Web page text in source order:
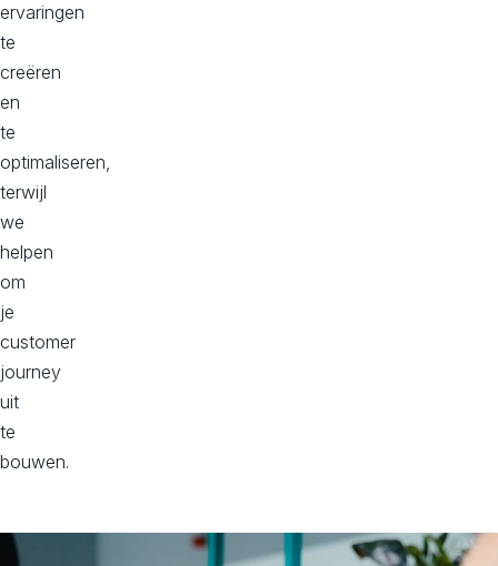
ervaringen
te
creëren
en
te
optimaliseren,
terwijl
we
helpen
om
je
customer
journey
uit
te
bouwen.